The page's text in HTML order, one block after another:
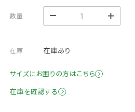
数量
在庫: 在庫あり
サイズにお困りの方はこちら
在庫を確認する